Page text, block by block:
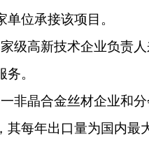
位承接该项目。
级高新技术企业负责
。
非晶合金丝材企业和
每年出口量为国内最